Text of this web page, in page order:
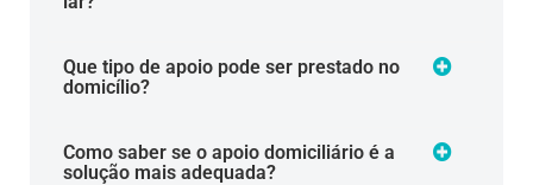
Que tipo de apoio pode ser prestado no
domicílio?
Como saber se o apoio domiciliário é a
solução mais adequada?